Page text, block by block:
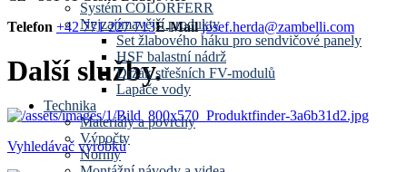
Systém COLORFERR
Nejzajímavější produkty
Set žlabového háku pro sendvičové panely
HSF balastní nádrž
Držák střešních FV-modulů
Lapače vody
Technika
Materiály a povrchy
Výpočty
Normy
Telefon +42 771 227 713E-Mail josef.herda@zambelli.com
Další služby.
Vyhledávač výrobků